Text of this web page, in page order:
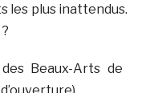
les plus inattendus.
Beaux-Arts de